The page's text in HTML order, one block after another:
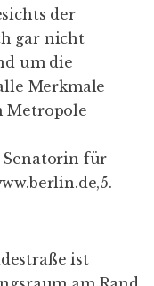
der
gar nicht
um die
Merkmale
Metropole
Senatorin für
ist